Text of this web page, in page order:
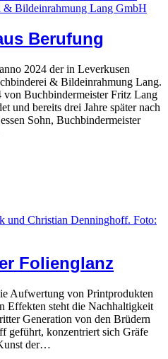
Berufung
2024 der in Leverkusen
& Bildeinrahmung Lang.
Buchbindermeister Fritz Lang
und bereits drei Jahre später nach
Sohn, Buchbindermeister
Folienglanz
Aufwertung von Printprodukten
Effekten steht die Nachhaltigkeit
Generation von den Brüdern
geführt, konzentriert sich Gräfe
der…